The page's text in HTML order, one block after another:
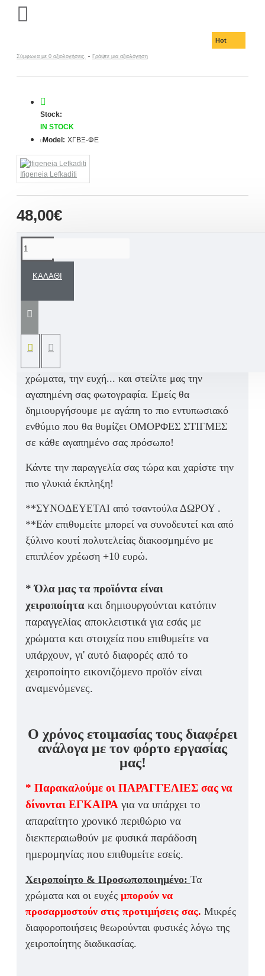
Hot
Σύμφωνα με 0 αξιολογήσεις. - Γράψτε μια αξιολόγηση
48,00€
Stock:
IN STOCK
Model: ΧΓΒΞ-ΦΕ
Ifigeneia Lefkaditi
ΚΑΛΆΘΙ
την ομορφότερη ανάμνηση σας στα αγαπημένα
σας πρόσωπα, με φωτογραφία, ευχές και
χρώματα, την ευχή... και στείλτε μας την
αγαπημένη σας φωτογραφία. Εμείς θα
δημιουργήσουμε με αγάπη το πιο εντυπωσιακό
ενθύμιο που θα θυμίζει ΟΜΟΡΦΕΣ ΣΤΙΓΜΕΣ
σε κάθε αγαπημένο σας πρόσωπο!
Κάντε την παραγγελία σας τώρα και χαρίστε την
πιο γλυκιά έκπληξη!
**ΣΥΝΟΔΕΥΕΤΑΙ από τσαντούλα ΔΩΡΟΥ .
**Εάν επιθυμείτε μπορεί να συνοδευτεί και από
ξύλινο κουτί πολυτελείας διακοσμημένο με
επιπλέον χρέωση +10 ευρώ.
* Όλα μας τα προϊόντα είναι
χειροποίητα και δημιουργούνται κατόπιν
παραγγελίας αποκλειστικά για εσάς με
χρώματα και στοιχεία που επιθυμείτε να
υπάρχουν, γι' αυτό διαφορές από το
χειροποίητο εικονιζόμενο προϊόν είναι
αναμενόμενες.
Ο χρόνος ετοιμασίας τους διαφέρει
ανάλογα με τον φόρτο εργασίας
μας!
* Παρακαλούμε οι ΠΑΡΑΓΓΕΛΙΕΣ σας να
δίνονται ΕΓΚΑΙΡΑ για να υπάρχει το
απαραίτητο χρονικό περιθώριο να
διεκπεραιωθούν με φυσικά παράδοση
ημερομηνίας που επιθυμείτε εσείς.
Χειροποίητο & Προσωποποιημένο: Τα
χρώματα και οι ευχές μπορούν να
προσαρμοστούν στις προτιμήσεις σας. Μικρές
διαφοροποιήσεις θεωρούνται φυσικές λόγω της
χειροποίητης διαδικασίας.